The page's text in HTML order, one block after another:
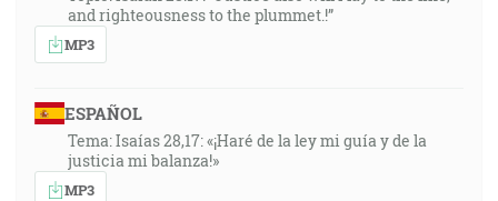
and righteousness to the plummet.!”
MP3
ESPAÑOL
Tema: Isaías 28,17: «¡Haré de la ley mi guía y de la
justicia mi balanza!»
MP3